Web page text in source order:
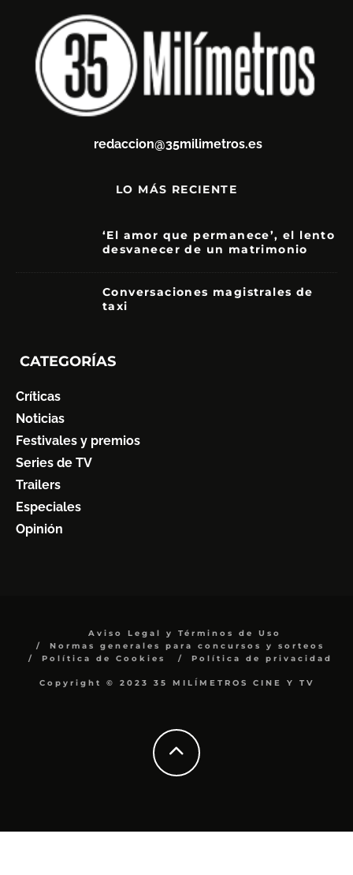
redaccion@35milimetros.es
LO MÁS RECIENTE
‘El amor que permanece’, el lento
desvanecer de un matrimonio
Conversaciones magistrales de
taxi
CATEGORÍAS
Críticas
Noticias
Festivales y premios
Series de TV
Trailers
Especiales
Opinión
Aviso Legal y Términos de Uso
Normas generales para concursos y sorteos
Política de Cookies
Política de privacidad
Copyright © 2023 35 MILÍMETROS CINE Y TV